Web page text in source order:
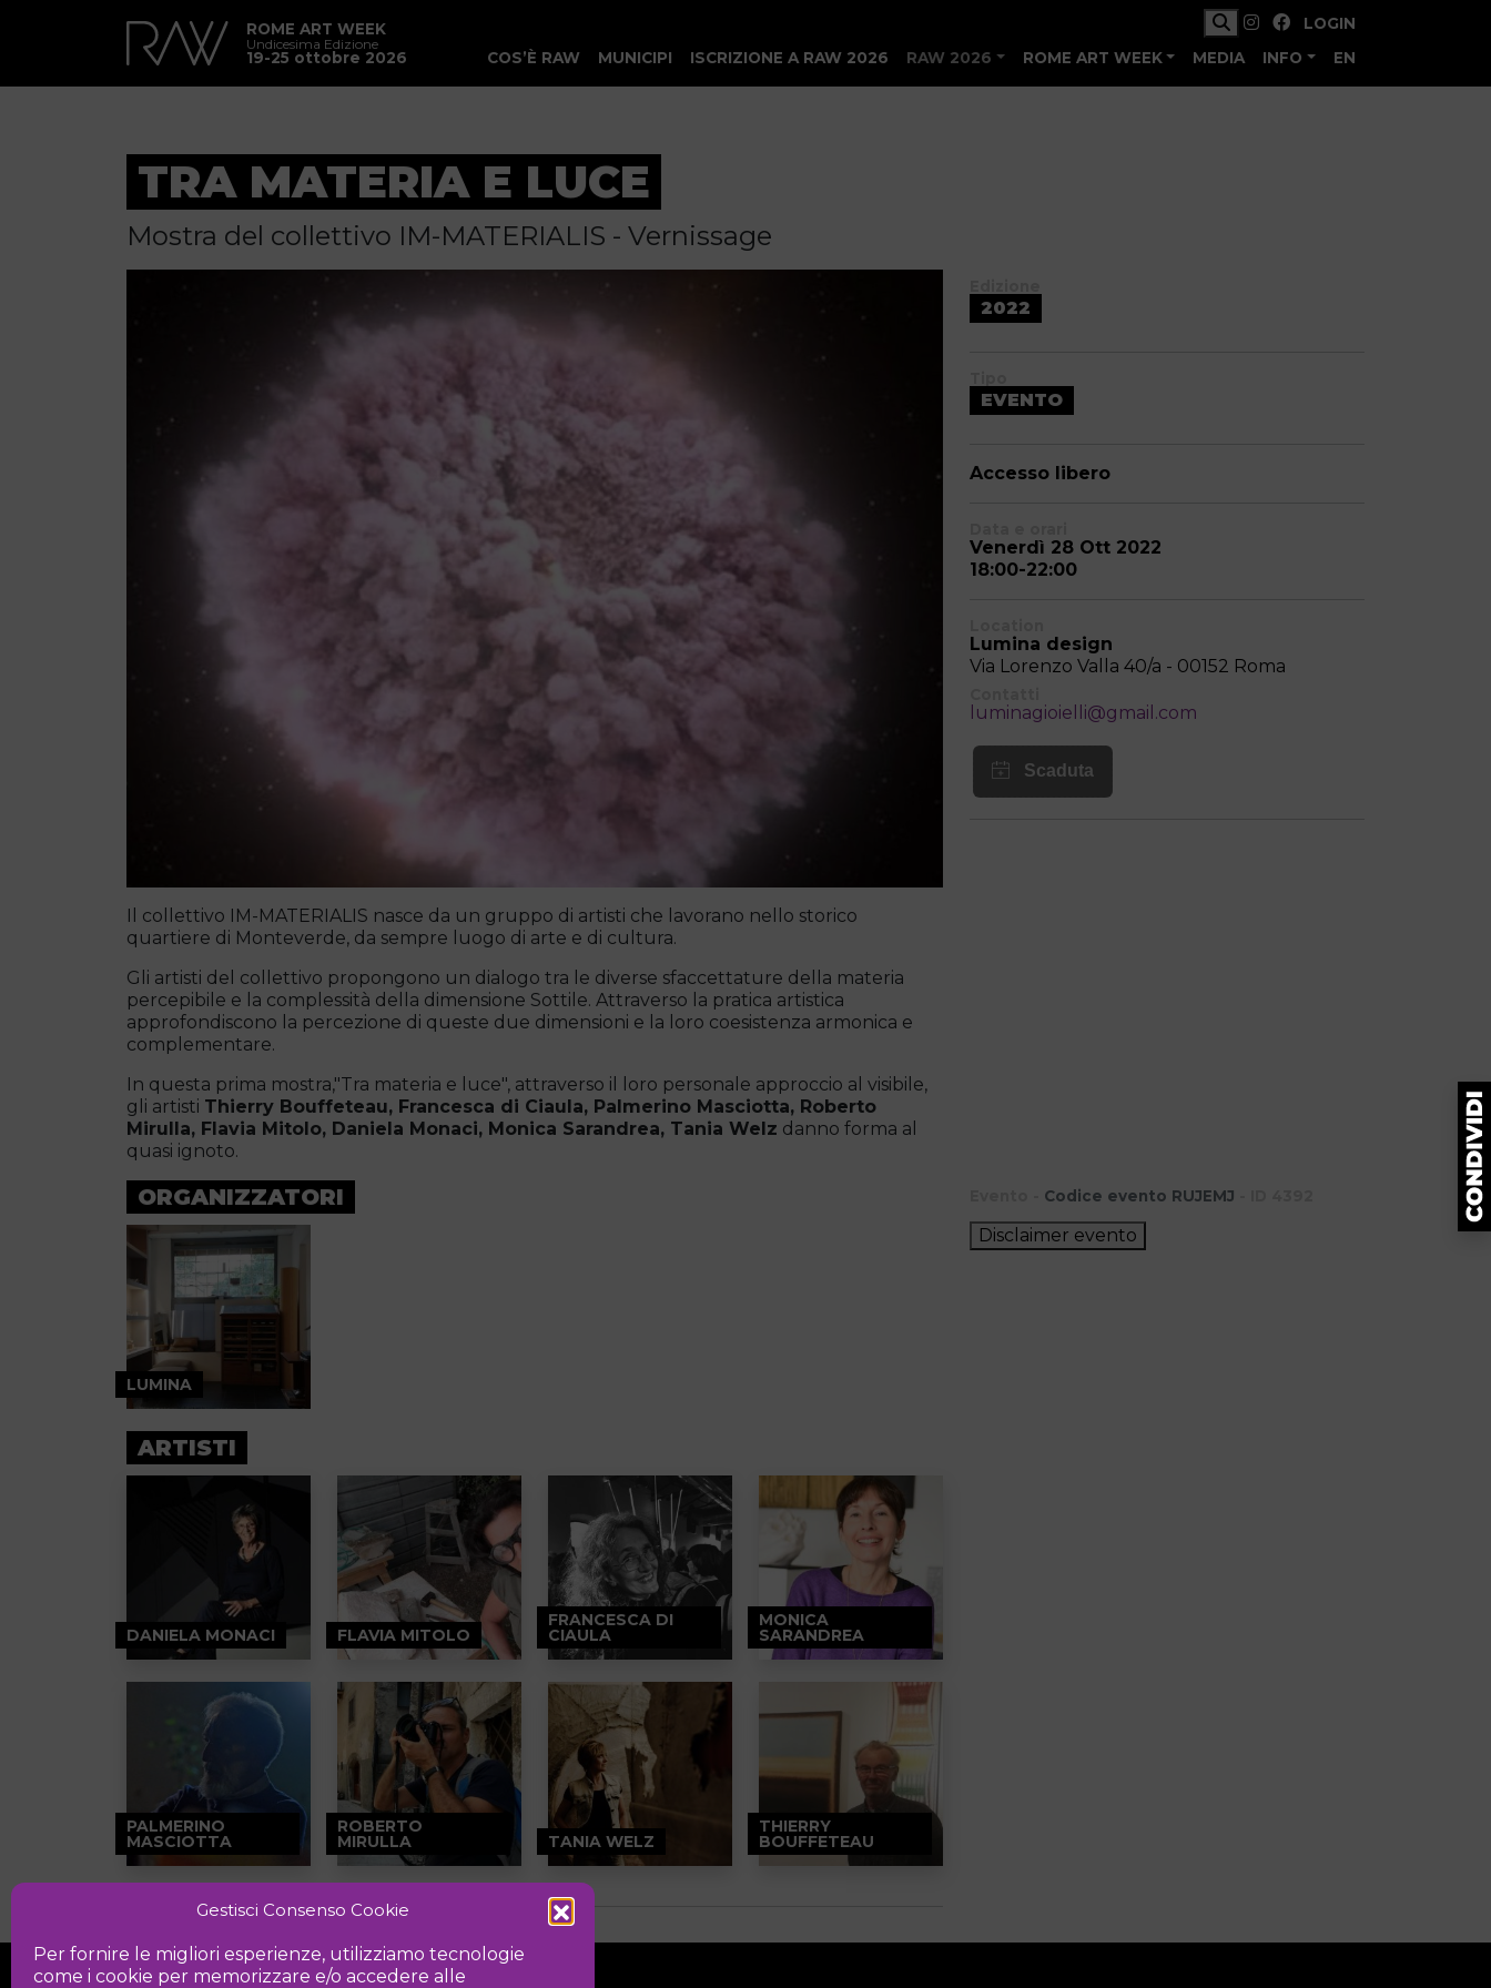
Gestisci Consenso Cookie
Per fornire le migliori esperienze, utilizziamo tecnologie
come i cookie per memorizzare e/o accedere alle
ROME ART WEEK
Undicesima Edizione
19-25 ottobre 2026
LOGIN
COS’È RAW
MUNICIPI ISCRIZIONE A RAW 2026 RAW 2026 ROME ART WEEK MEDIA INFO EN
TRA MATERIA E LUCE
Mostra del collettivo IM-MATERIALIS - Vernissage
Il collettivo IM-MATERIALIS nasce da un gruppo di artisti che lavorano nello storico
quartiere di Monteverde, da sempre luogo di arte e di cultura.
Gli artisti del collettivo propongono un dialogo tra le diverse sfaccettature della materia
percepibile e la complessità della dimensione Sottile. Attraverso la pratica artistica
approfondiscono la percezione di queste due dimensioni e la loro coesistenza armonica e
complementare.
In questa prima mostra,"Tra materia e luce", attraverso il loro personale approccio al visibile,
gli artisti Thierry Bouffeteau, Francesca di Ciaula, Palmerino Masciotta, Roberto
Mirulla, Flavia Mitolo, Daniela Monaci, Monica Sarandrea, Tania Welz danno forma al
quasi ignoto.
ORGANIZZATORI
LUMINA
ARTISTI
DANIELA MONACI FLAVIA MITOLO
FRANCESCA DI
CIAULA
MONICA
SARANDREA
PALMERINO
MASCIOTTA
ROBERTO
MIRULLA TANIA WELZ
THIERRY
BOUFFETEAU
2022
EVENTO
Accesso libero
Venerdì 28 Ott 2022
18:00-22:00
Lumina design
Via Lorenzo Valla 40/a - 00152 Roma
luminagioielli@gmail.com
Codice evento RUJEMJ
Disclaimer evento